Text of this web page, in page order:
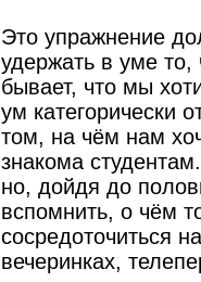
Это упражнение
удержать в уме то,
бывает, что мы
ум категорически
том, на чём нам
знакома
но, дойдя до
вспомнить, о чём
сосредоточиться
вечеринках,